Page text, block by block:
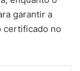
garantir a
certificado no